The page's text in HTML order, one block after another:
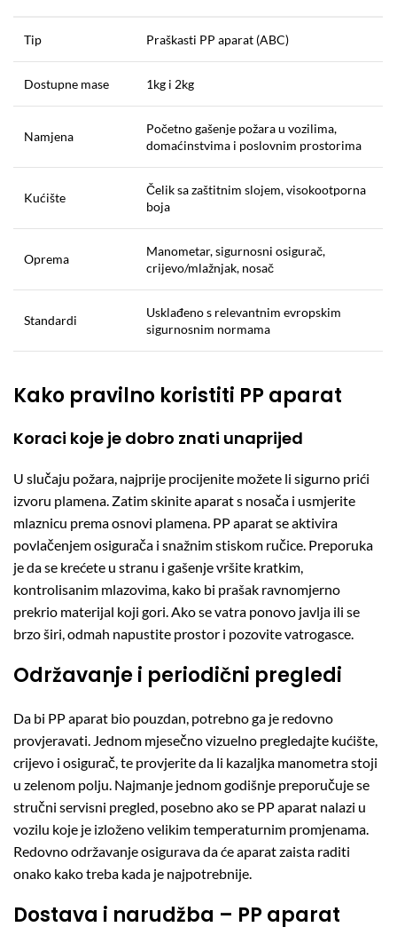
Tip Praškasti PP aparat (ABC)
Dostupne mase 1kg i 2kg
Namjena
Početno gašenje požara u vozilima,
domaćinstvima i poslovnim prostorima
Kućište
Čelik sa zaštitnim slojem, visokootporna
boja
Oprema
Manometar, sigurnosni osigurač,
crijevo/mlažnjak, nosač
Standardi
Usklađeno s relevantnim evropskim
sigurnosnim normama
Kako pravilno koristiti PP aparat
Koraci koje je dobro znati unaprijed
U slučaju požara, najprije procijenite možete li sigurno prići
izvoru plamena. Zatim skinite aparat s nosača i usmjerite
mlaznicu prema osnovi plamena. PP aparat se aktivira
povlačenjem osigurača i snažnim stiskom ručice. Preporuka
je da se krećete u stranu i gašenje vršite kratkim,
kontrolisanim mlazovima, kako bi prašak ravnomjerno
prekrio materijal koji gori. Ako se vatra ponovo javlja ili se
brzo širi, odmah napustite prostor i pozovite vatrogasce.
Održavanje i periodični pregledi
Da bi PP aparat bio pouzdan, potrebno ga je redovno
provjeravati. Jednom mjesečno vizuelno pregledajte kućište,
crijevo i osigurač, te provjerite da li kazaljka manometra stoji
u zelenom polju. Najmanje jednom godišnje preporučuje se
stručni servisni pregled, posebno ako se PP aparat nalazi u
vozilu koje je izloženo velikim temperaturnim promjenama.
Redovno održavanje osigurava da će aparat zaista raditi
onako kako treba kada je najpotrebnije.
Dostava i narudžba – PP aparat